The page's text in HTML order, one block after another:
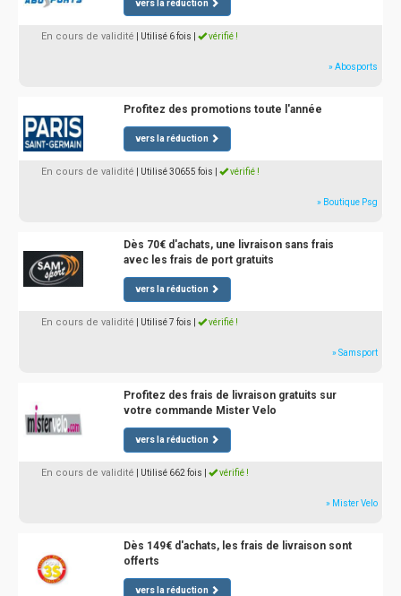
vers la réduction
En cours de validité | Utilisé 6 fois vérifié !
» Abosports
Profitez des promotions toute l'année
vers la réduction
En cours de validité | Utilisé 30655 fois vérifié !
» Boutique Psg
Dès 70€ d'achats, une livraison sans frais
avec les frais de port gratuits
vers la réduction
En cours de validité | Utilisé 7 fois vérifié !
» Samsport
Profitez des frais de livraison gratuits sur
votre commande Mister Velo
vers la réduction
En cours de validité | Utilisé 662 fois vérifié !
» Mister Velo
Dès 149€ d'achats, les frais de livraison sont
offerts
vers la réduction